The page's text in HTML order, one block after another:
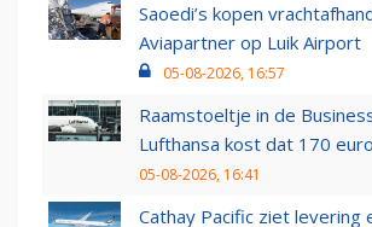
Saoedi’s kopen
Aviapartner op Luik Airport
05-08-2026, 16:57
Raamstoeltje in de
Lufthansa kost dat 170
05-08-2026, 16:41
Cathay Pacific ziet levering